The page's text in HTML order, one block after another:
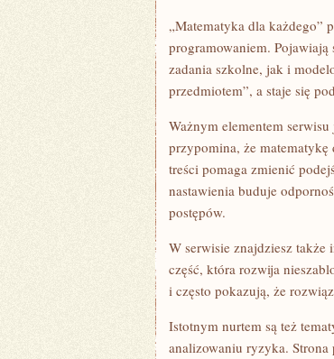
„Matematyka dla każdego”
programowaniem.
zadania szkolne, jak i
przedmiotem”, a staje się
Ważnym elementem
przypomina, że
treści pomaga zmienić
nastawienia buduje
postępów.
W serwisie znajdziesz także
część, która rozwija
i często pokazują, że
Istotnym nurtem są też
analizowaniu ryzyka. Strona